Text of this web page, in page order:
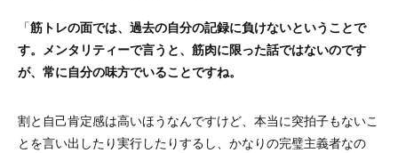
「筋トレの面では、過去の自分の記録に負けないということで
す。メンタリティーで言うと、筋肉に限った話ではないのです
が、常に自分の味方でいることですね。
割と自己肯定感は高いほうなんですけど、本当に突拍子もないこ
とを言い出したり実行したりするし、かなりの完璧主義者なの